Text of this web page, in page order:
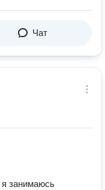
Чат
занимаюсь